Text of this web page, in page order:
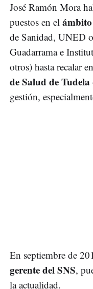
José Ramón Mora
puestos en el
de Sanidad, UNED
Guadarrama e
otros) hasta recalar
de Salud de Tudela
gestión,
En septiembre de
gerente del SNS,
la actualidad.